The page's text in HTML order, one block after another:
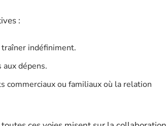
:
indéfiniment.
dépens.
commerciaux ou familiaux où la relation